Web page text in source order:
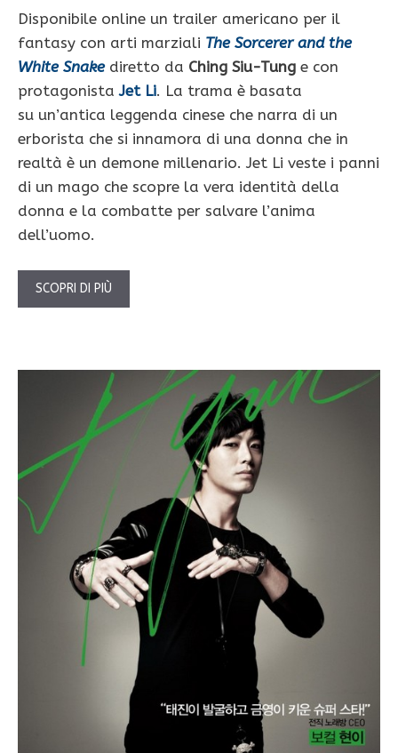
Disponibile online un trailer americano per il
fantasy con arti marziali The Sorcerer and the
White Snake diretto da Ching Siu-Tung e con
protagonistaJet Li. La trama è basata
su un’antica leggenda cinese che narra di un
erborista che si innamora di una donna che in
realtà è un demone millenario. Jet Li veste i panni
di un mago che scopre la vera identità della
donna e la combatte per salvare l’anima
dell’uomo.
SCOPRI DI PIÙ